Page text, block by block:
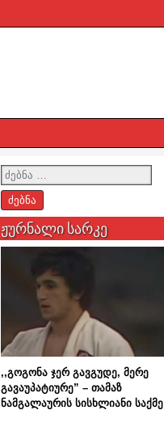
ჟურნალი სარკე
,,გოგონა ჯერ გავგუდე, მერე
გავაუპატიურე” – თამაზ
ნამგალაურის სისხლიანი საქმე